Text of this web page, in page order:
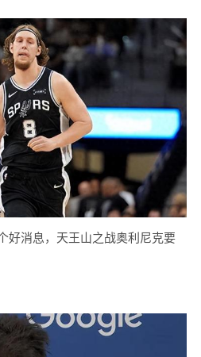
好消息，天王山之战奥利尼克要